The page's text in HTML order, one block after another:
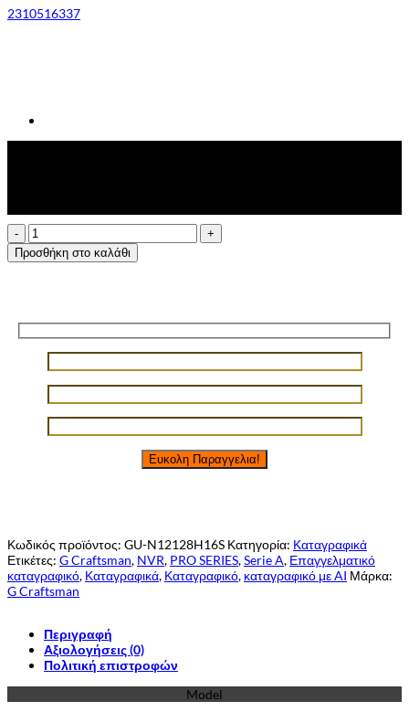
2310516337
G
Craftsman
Enterprise-
NVR
128
καναλιών
μέχρι
12mp
κάμερες
εμπορικά,
Προσθήκη στο καλάθι
Κωδικός προϊόντος: GU-N12128H16S Κατηγορία: Καταγραφικά
Ετικέτες: G Craftsman, NVR, PRO SERIES,Serie A, Επαγγελματικό
καταγραφικό, Καταγραφικά, Καταγραφικό, καταγραφικό με AI Μάρκα:
G Craftsman
Περιγραφή
Αξιολογήσεις (0)
Πολιτική επιστροφών
Model